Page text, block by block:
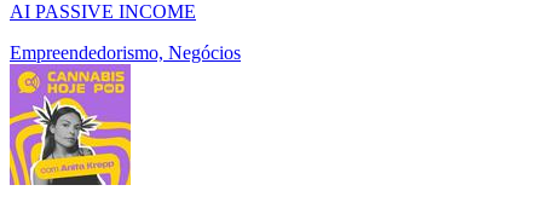
AI PASSIVE INCOME
Empreendedorismo, Negócios